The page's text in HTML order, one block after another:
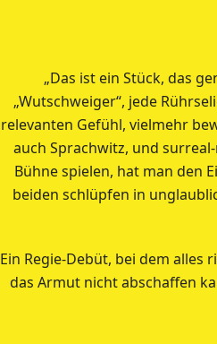
„Das ist ein Stück, das
„Wutschweiger“, jede
relevanten Gefühl, vielmehr
auch Sprachwitz, und
Bühne spielen, hat man den
beiden schlüpfen in
Ein Regie-Debüt, bei dem alles
das Armut nicht abschaffen